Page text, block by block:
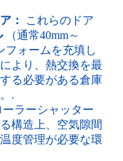
：
これらのドア
（通常40mm～
フォームを充填し
より、熱交換を最
る必要がある倉庫
.
ーラーシャッター
構造上、空気隙間
度管理が必要な環